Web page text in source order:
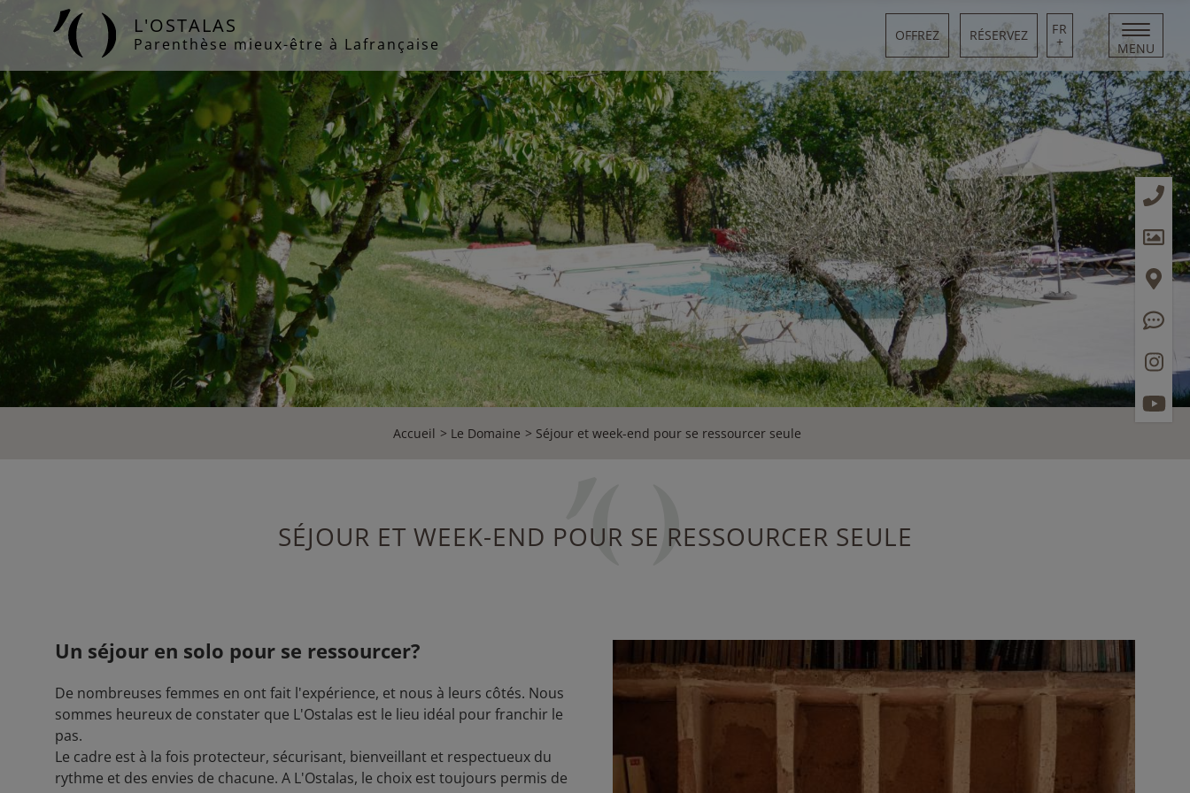
L'OSTALAS
Parenthèse mieux-être à Lafrançaise OFFREZ RÉSERVEZ FR
+ MENU
Accueil Le Domaine Séjour et week-end pour se ressourcer seule
SÉJOUR ET WEEK-END POUR SE RESSOURCER SEULE
Un séjour en solo pour se ressourcer?
De nombreuses femmes en ont fait l'expérience, et nous à leurs côtés. Nous
sommes heureux de constater que L'Ostalas est le lieu idéal pour franchir le
pas.
Le cadre est à la fois protecteur, sécurisant, bienveillant et respectueux du
rythme et des envies de chacune. A L'Ostalas, le choix est toujours permis de
Panneau de gestion des cookies